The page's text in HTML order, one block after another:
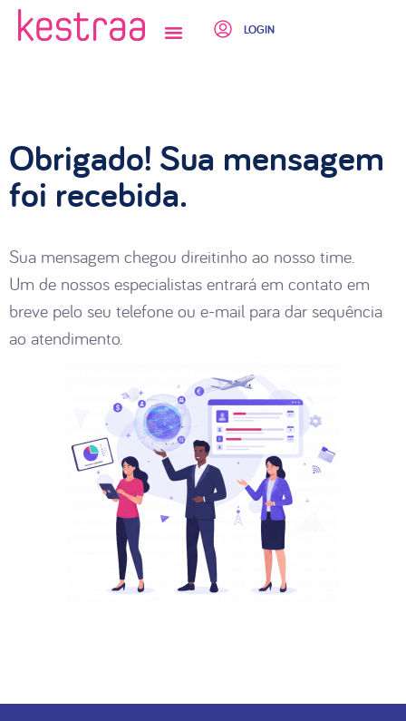
LOGIN
Obrigado! Sua mensagem
foi recebida.
Sua mensagem chegou direitinho ao nosso time.
Um de nossos especialistas entrará em contato em
breve pelo seu telefone ou e-mail para dar sequência
ao atendimento.